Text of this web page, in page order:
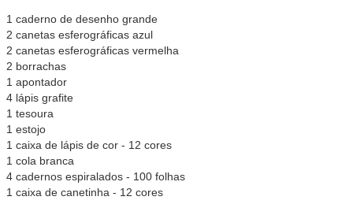
1 caderno de desenho grande
2 canetas esferográficas azul
2 canetas esferográficas vermelha
2 borrachas
1 apontador
4 lápis grafite
1 tesoura
1 estojo
1 caixa de lápis de cor - 12 cores
1 cola branca
4 cadernos espiralados - 100 folhas
1 caixa de canetinha - 12 cores